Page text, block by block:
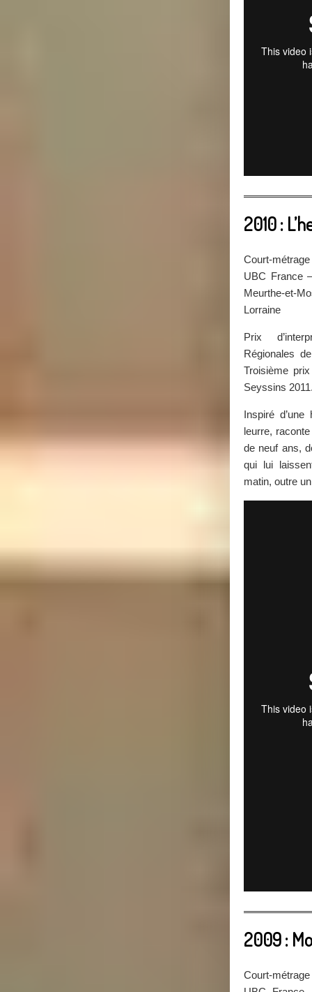
2010 :
Court-métrage
UBC France
Meurthe-et-
Lorraine
Prix
Régionales
Troisième
Seyssins
Inspiré d’une
leurre, raconte
de neuf ans,
qui lui
matin, outre
2009 :
Court-métrage